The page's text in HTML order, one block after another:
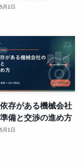
月1日
存がある機械会社
備と交渉の進め方
月1日